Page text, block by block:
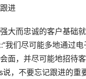
进
大而忠诚的客户基础
我们尽可能多地通过
面，并尽可能地招
，不要忘记跟进的重